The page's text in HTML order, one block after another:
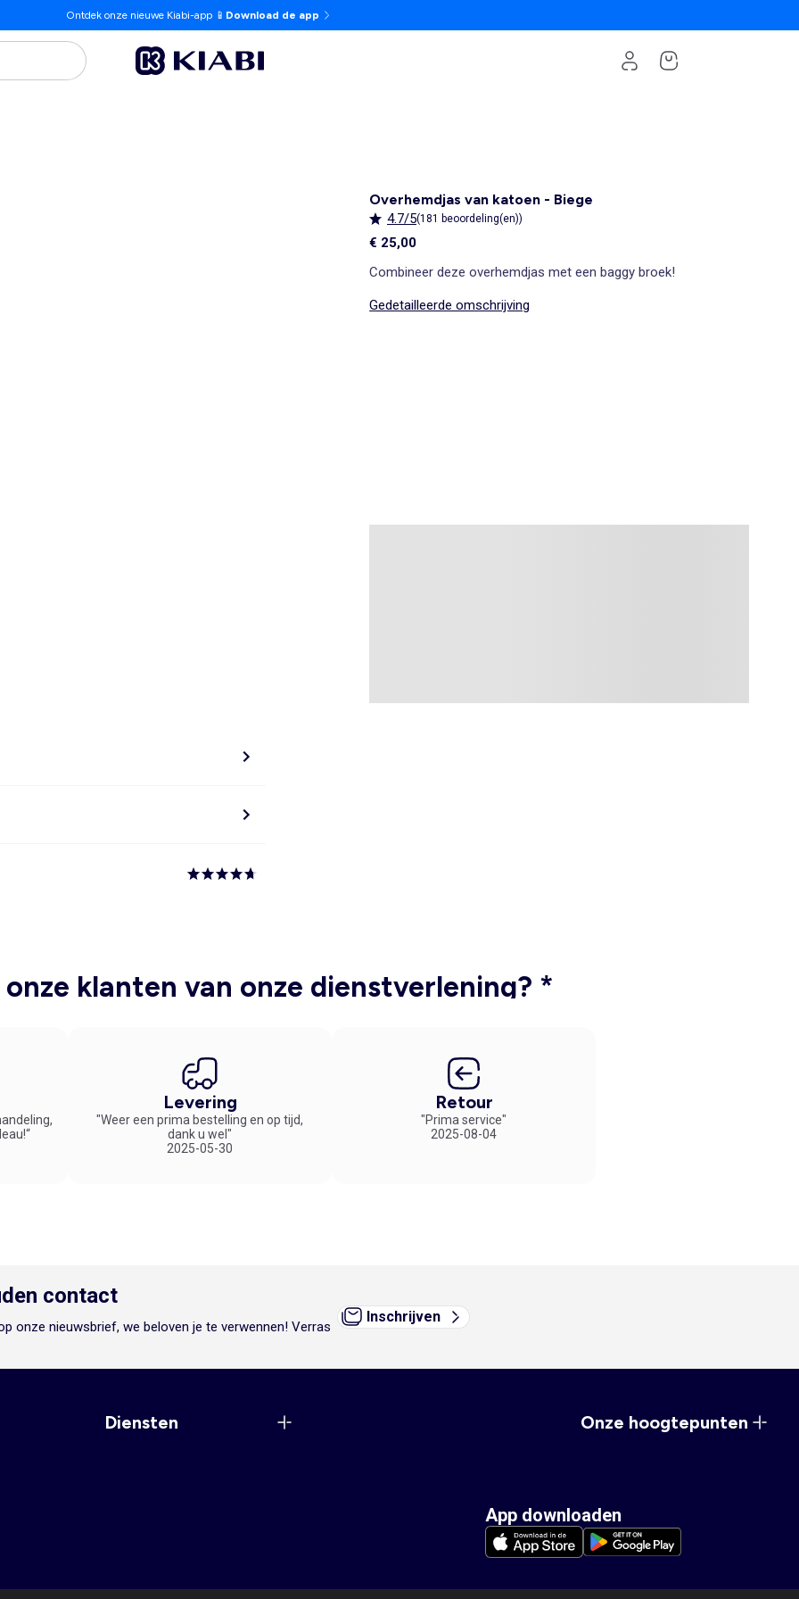
Ontdek onze nieuwe Kiabi-app 📱 Download de app
Overhemdjas van katoen - Biege
4.7/5(181 beoordeling(en))
€ 25,00
Combineer deze overhemdjas met een baggy broek!
Gedetailleerde omschrijving
klanten van onze dienstverlening? *
Levering
"Weer een prima bestelling en op tijd,
dank u wel"
2025-05-30
Retour
"Prima service"
2025-08-04
contact
onze nieuwsbrief, we beloven je te verwennen! Verras
Inschrijven
Diensten Onze hoogtepunten
App downloaden